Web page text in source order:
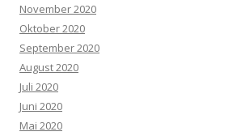
November 2020
Oktober 2020
September 2020
August 2020
Juli 2020
Juni 2020
Mai 2020